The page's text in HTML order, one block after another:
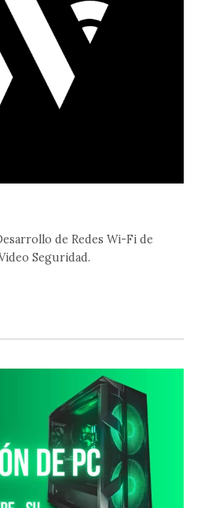
de Redes Wi-Fi de
Seguridad.